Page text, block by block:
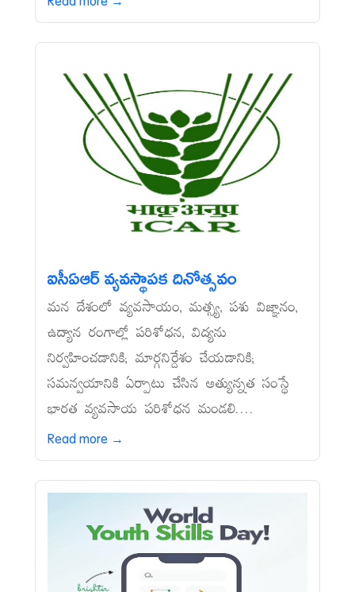
ఐసీఏఆర్‌ వ్యవస్థాపక దినోత్సవం
మన దేశంలో వ్యవసాయం, మత్స్య, పశు విజ్ఞానం,
ఉద్యాన రంగాల్లో పరిశోధన, విద్యను
నిర్వహించడానికి; మార్గనిర్దేశం చేయడానికి;
సమన్వయానికి ఏర్పాటు చేసిన అత్యున్నత సంస్థే
భారత వ్యవసాయ పరిశోధన మండలి....
Read more →